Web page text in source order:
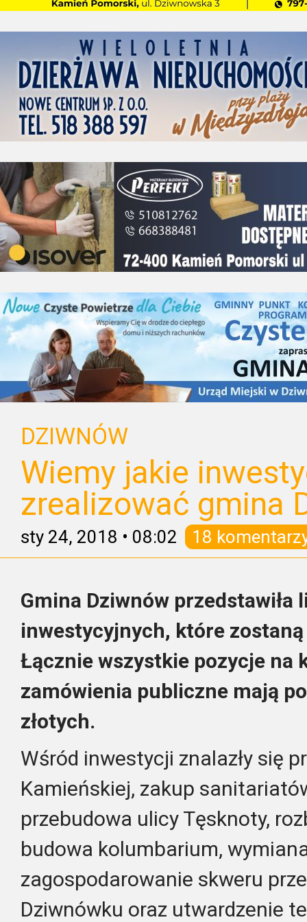
DZIWNÓW
Wiemy jakie
zrealizować gmina
sty 24, 2018 • 08:02 18
Gmina Dziwnów przedstawiła
inwestycyjnych, które
Łącznie wszystkie pozycje na
zamówienia publiczne mają
złotych.
Wśród inwestycji znalazły się
Kamieńskiej, zakup
przebudowa ulicy Tęsknoty,
budowa kolumbarium,
zagospodarowanie skweru
Dziwnówku oraz utwardzenie